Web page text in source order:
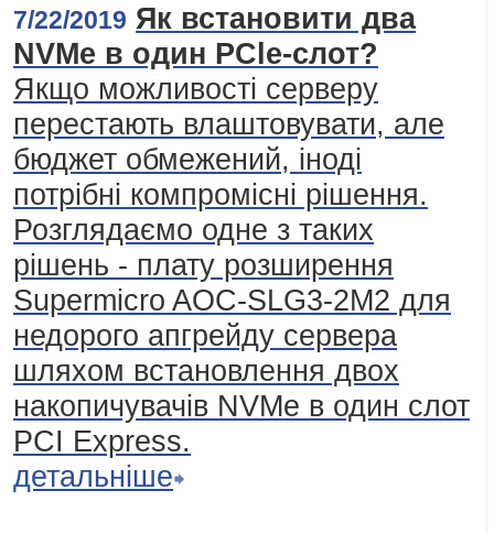
7/22/2019 Як встановити два
NVMe в один PCle-слот?
Якщо можливості серверу
перестають влаштовувати, але
бюджет обмежений, іноді
потрібні компромісні рішення.
Розглядаємо одне з таких
рішень - плату розширення
Supermicro AOC-SLG3-2M2 для
недорого апгрейду сервера
шляхом встановлення двох
накопичувачів NVMe в один слот
PCI Express.
детальніше